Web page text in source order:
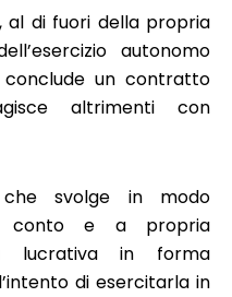
al di fuori della propria
autonomo
un contratto
altrimenti con
svolge in modo
conto e a propria
lucrativa in forma
di esercitarla in